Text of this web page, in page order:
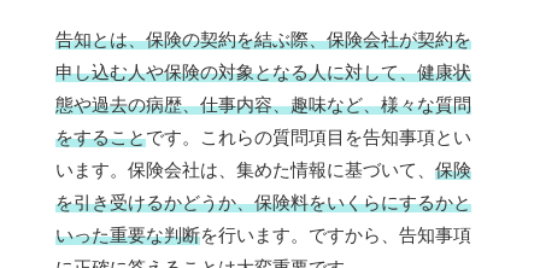
告知とは、保険の契約を結ぶ際、保険会社が契約を
申し込む人や保険の対象となる人に対して、健康状
態や過去の病歴、仕事内容、趣味など、様々な質問
をすることです。これらの質問項目を告知事項とい
います。保険会社は、集めた情報に基づいて、 保険
を引き受けるかどうか、保険料をいくらにするかと
いった重要な判断を行います。ですから、告知事項